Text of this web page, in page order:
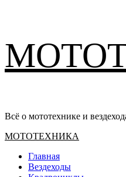
содержимому
Всё о мототехнике и
Основное
МОТОТЕХНИКА
Главная
Вездеходы